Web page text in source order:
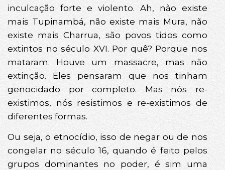
inculcação forte e violento. Ah, não existe
mais Tupinambá, não existe mais Mura, não
existe mais Charrua, são povos tidos como
extintos no século XVI. Por quê? Porque nos
mataram. Houve um massacre, mas não
extinção. Eles pensaram que nos tinham
genocidado por completo. Mas nós re-
existimos, nós resistimos e re-existimos de
diferentes formas.
Ou seja, o etnocídio, isso de negar ou de nos
congelar no século 16, quando é feito pelos
grupos dominantes no poder, é sim uma